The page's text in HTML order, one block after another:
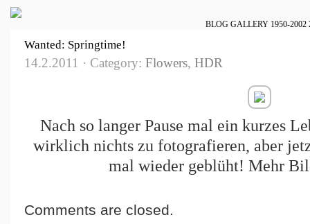
BLOG GALLERY 1950-2002
Wanted: Springtime!
14.2.2011 · Category: Flowers, HDR
Nach so langer Pause mal ein kurzes
wirklich nichts zu fotografieren, aber
mal wieder geblüht! Mehr
Comments are closed.